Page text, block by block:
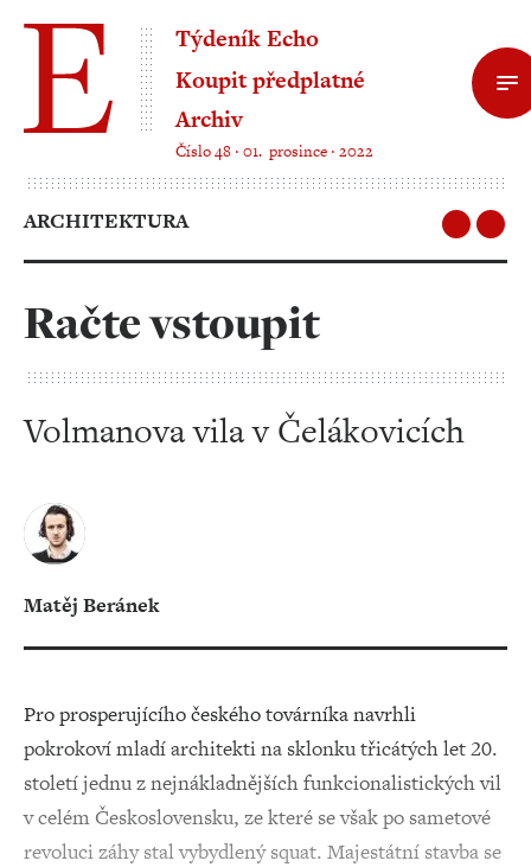
Týdeník Echo
Koupit předplatné
Archiv
Číslo 48 ‧ 01. prosince ‧ 2022
ARCHITEKTURA
Račte vstoupit
Volmanova vila v Čelákovicích
Matěj Beránek
Pro prosperujícího českého továrníka navrhli
pokrokoví mladí architekti na sklonku třicátých let 20.
století jednu z nejnákladnějších funkcionalistických vil
v celém Československu, ze které se však po sametové
revoluci záhy stal vybydlený squat. Majestátní stavba se